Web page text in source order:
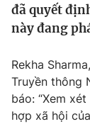
Thế giới
Thế giới đó
Câu chuyện
Tài chính
Thị trường
Dữ liệu và
đã quyết
này đang
Rekha
Truyền thông
báo: “Xem
hợp xã hội